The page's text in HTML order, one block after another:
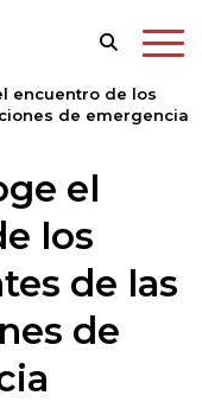
encuentro de los
de emergencia
el
los
de las
de